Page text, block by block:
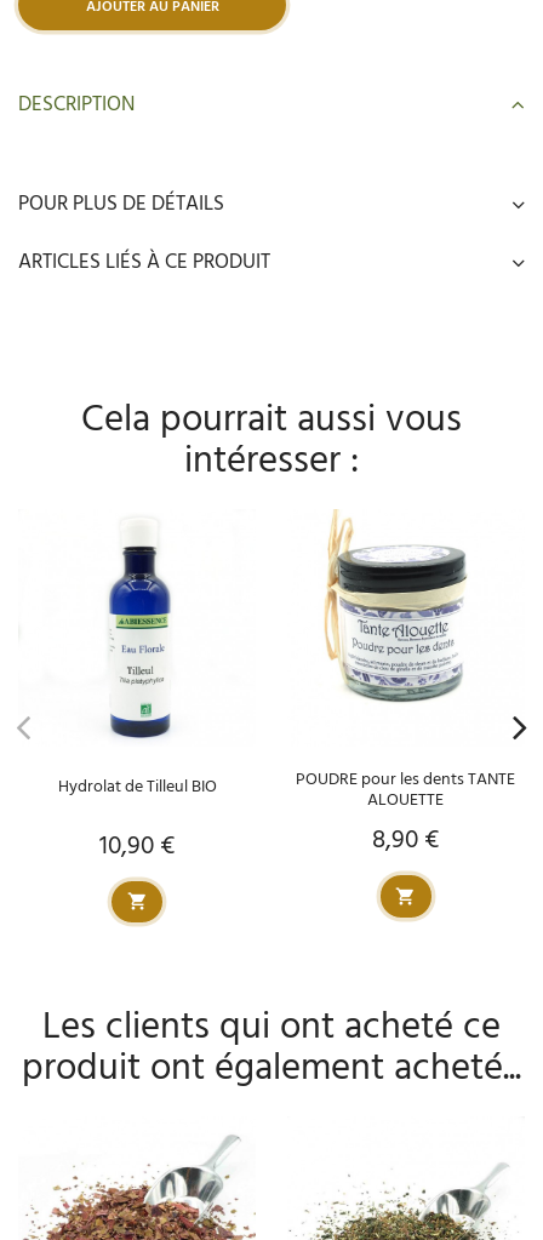
AJOUTER AU PANIER
DESCRIPTION
POUR PLUS DE DÉTAILS
ARTICLES LIÉS À CE PRODUIT
Cela pourrait aussi vous
intéresser :
Hydrolat de Tilleul BIO
Prix
10,90 €
POUDRE pour les dents TANTE
ALOUETTE
Prix
8,90 €
Les clients qui ont acheté ce
produit ont également acheté...